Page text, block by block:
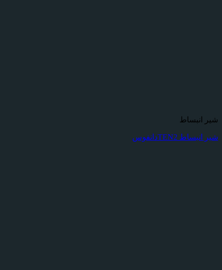
شیر انبساط
شیر انبساط TEN2دانفوس